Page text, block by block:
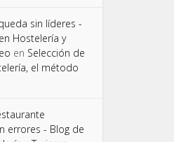
sin líderes -
Hostelería y
en Selección de
el método
errores - Blog de